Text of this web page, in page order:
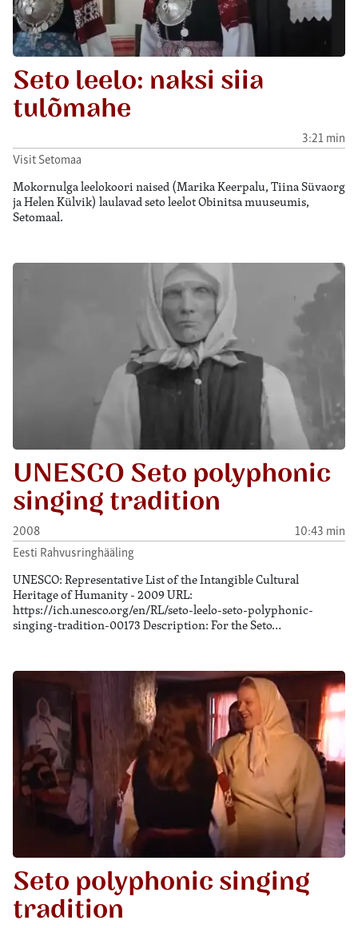
Seto leelo: naksi siia
tulõmahe
3:21 min
Visit Setomaa
Mokornulga leelokoori naised (Marika Keerpalu, Tiina Süvaorg
ja Helen Külvik) laulavad seto leelot Obinitsa muuseumis,
Setomaal.
UNESCO Seto polyphonic
singing tradition
2008
10:43 min
Eesti Rahvusringhääling
UNESCO: Representative List of the Intangible Cultural
Heritage of Humanity - 2009 URL:
https://ich.unesco.org/en/RL/seto-leelo-seto-polyphonic-
singing-tradition-00173 Description: For the Seto…
Seto polyphonic singing
tradition